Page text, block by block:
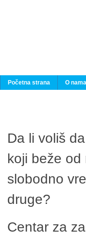
Početna strana O nama
Da li voliš
koji beže
slobodno
druge?
Centar za